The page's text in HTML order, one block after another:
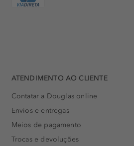
ATENDIMENTO AO CLIENTE
Contatar a Douglas online
Envios e entregas
Meios de pagamento
Trocas e devoluções